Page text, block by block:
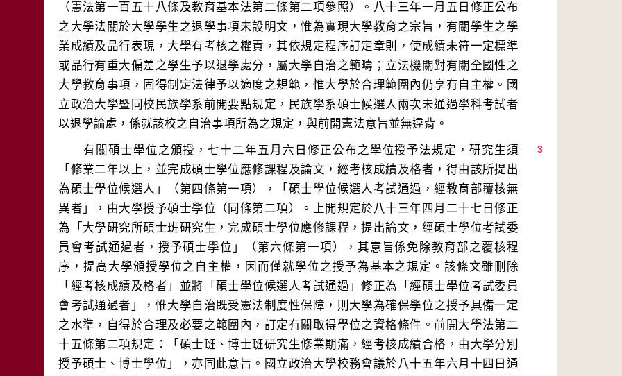
（憲法第一百五十八條及教育基本法第二條第二項參照）。八十三年一月五日修正公布
之大學法關於大學學生之退學事項未設明文，惟為實現大學教育之宗旨，有關學生之學
業成績及品行表現，大學有考核之權責，其依規定程序訂定章則，使成績未符一定標準
或品行有重大偏差之學生予以退學處分，屬大學自治之範疇；立法機關對有關全國性之
大學教育事項，固得制定法律予以適度之規範，惟大學於合理範圍內仍享有自主權。國
立政治大學暨同校民族學系前開要點規定，民族學系碩士候選人兩次未通過學科考試者
3
有關碩士學位之頒授，七十二年五月六日修正公布之學位授予法規定，研究生須
「修業二年以上，並完成碩士學位應修課程及論文，經考核成績及格者，得由該所提出
為碩士學位候選人」（第四條第一項），「碩士學位候選人考試通過，經教育部覆核無
異者」，由大學授予碩士學位（同條第二項）。上開規定於八十三年四月二十七日修正
為「大學研究所碩士班研究生，完成碩士學位應修課程，提出論文，經碩士學位考試委
員會考試通過者，授予碩士學位」（第六條第一項），其意旨係免除教育部之覆核程
序，提高大學頒授學位之自主權，因而僅就學位之授予為基本之規定。該條文雖刪除
「經考核成績及格者」並將「碩士學位候選人考試通過」修正為「經碩士學位考試委員
會考試通過者」，惟大學自治既受憲法制度性保障，則大學為確保學位之授予具備一定
之水準，自得於合理及必要之範圍內，訂定有關取得學位之資格條件。前開大學法第二
十五條第二項規定：「碩士班、博士班研究生修業期滿，經考核成績合格，由大學分別
授予碩士、博士學位」，亦同此意旨。國立政治大學校務會議於八十五年六月十四日通